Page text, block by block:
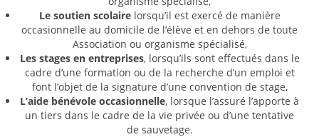
Le soutien scolairelorsqu’il est exercé de manière
occasionnelle au domicile de l’élève et en dehors de toute
Association ou organisme spécialisé,
Les stages en entreprises, lorsqu’ils sont effectués dans le
cadre d’une formation ou de la recherche d’un emploi et
font l’objet de la signature d’une convention de stage,
L’aide bénévole occasionnelle, lorsque l’assuré l’apporte à
un tiers dans le cadre de la vie privée ou d’une tentative
de sauvetage.